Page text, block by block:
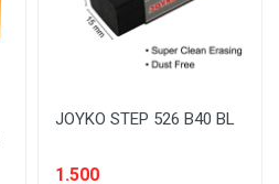
JOYKO STEP 526 B40 BL
1.500